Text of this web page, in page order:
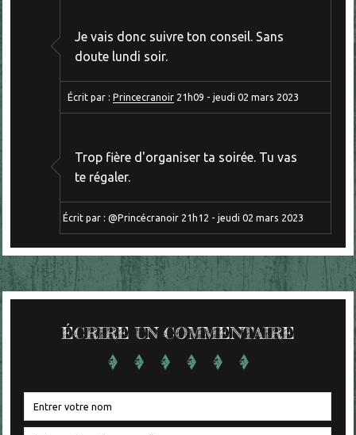
Je vais donc suivre ton conseil. Sans
doute lundi soir.
Écrit par :Princecranoir 21h09 -jeudi 02 mars 2023
Trop fière d'organiser ta soirée. Tu vas
te régaler.
Écrit par :@Princécranoir 21h12 -jeudi 02 mars 2023
ÉCRIRE UN COMMENTAIRE